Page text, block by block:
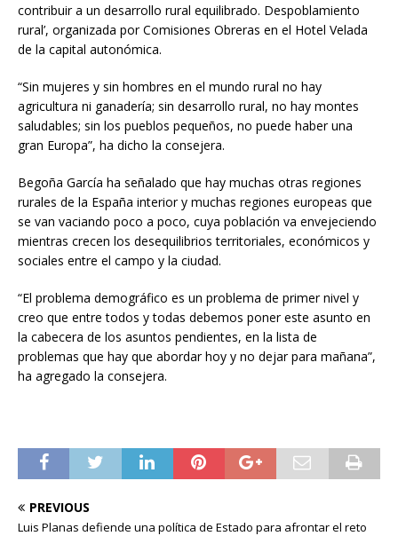
contribuir a un desarrollo rural equilibrado. Despoblamiento
rural’, organizada por Comisiones Obreras en el Hotel Velada
de la capital autonómica.
“Sin mujeres y sin hombres en el mundo rural no hay
agricultura ni ganadería; sin desarrollo rural, no hay montes
saludables; sin los pueblos pequeños, no puede haber una
gran Europa”, ha dicho la consejera.
Begoña García ha señalado que hay muchas otras regiones
rurales de la España interior y muchas regiones europeas que
se van vaciando poco a poco, cuya población va envejeciendo
mientras crecen los desequilibrios territoriales, económicos y
sociales entre el campo y la ciudad.
“El problema demográfico es un problema de primer nivel y
creo que entre todos y todas debemos poner este asunto en
la cabecera de los asuntos pendientes, en la lista de
problemas que hay que abordar hoy y no dejar para mañana”,
ha agregado la consejera.
PREVIOUS
Luis Planas defiende una política de Estado para afrontar el reto